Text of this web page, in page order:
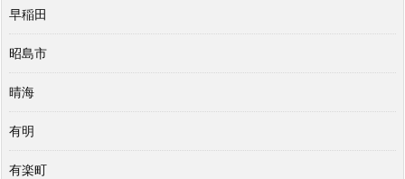
早稲田
昭島市
晴海
有明
有楽町